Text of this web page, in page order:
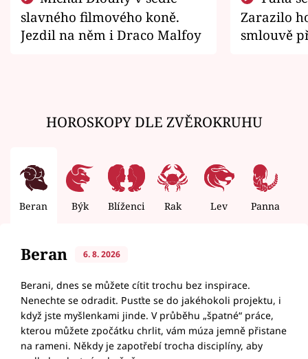
slavného filmového koně.
Jezdil na něm i Draco Malfoy
Zarazilo
smlouvě
HOROSKOPY DLE ZVĚROKRUHU
Beran Býk Blíženci Rak Lev Panna
Beran 6. 8. 2026
Berani, dnes se můžete cítit trochu bez inspirace.
Nenechte se odradit. Pusťte se do jakéhokoli projektu, i
když jste myšlenkami jinde. V průběhu „špatné“ práce,
kterou můžete zpočátku chrlit, vám múza jemně přistane
na rameni. Někdy je zapotřebí trocha disciplíny, aby